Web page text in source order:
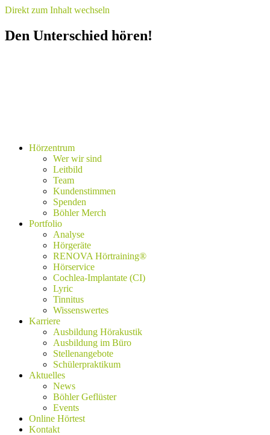
Direkt zum Inhalt wechseln
Den Unterschied hören!
Hörzentrum
Wer wir sind
Leitbild
Team
Kundenstimmen
Spenden
Böhler Merch
Portfolio
Analyse
Hörgeräte
RENOVA Hörtraining®
Hörservice
Cochlea-Implantate (CI)
Lyric
Tinnitus
Wissenswertes
Karriere
Ausbildung Hörakustik
Ausbildung im Büro
Stellenangebote
Schülerpraktikum
Aktuelles
News
Böhler Geflüster
Events
Online Hörtest
Kontakt